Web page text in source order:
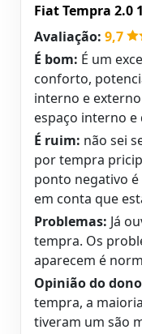
Fiat Tempra 2.0
Avaliação: 9,7
É bom: É um
conforto,
interno e
espaço interno
É ruim: não sei
por tempra
ponto negativo
em conta que
Problemas: Já
tempra. Os
aparecem é
Opinião do
tempra, a
tiveram um são